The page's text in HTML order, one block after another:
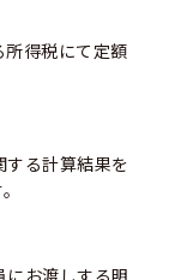
得税にて定額
る計算結果を